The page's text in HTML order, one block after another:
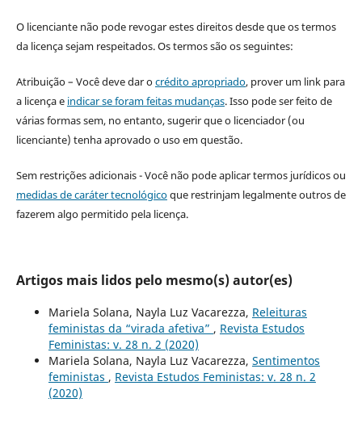
O licenciante não pode revogar estes direitos desde que os termos
da licença sejam respeitados. Os termos são os seguintes:
Atribuição – Você deve dar ocrédito apropriado, prover um link para
a licença e indicar se foram feitas mudanças. Isso pode ser feito de
várias formas sem, no entanto, sugerir que o licenciador (ou
licenciante) tenha aprovado o uso em questão.
Sem restrições adicionais - Você não pode aplicar termos jurídicos ou
medidas de caráter tecnológicoque restrinjam legalmente outros de
fazerem algo permitido pela licença.
Artigos mais lidos pelo mesmo(s) autor(es)
Mariela Solana, Nayla Luz Vacarezza, Releituras
feministas da “virada afetiva” , Revista Estudos
Feministas: v. 28 n. 2 (2020)
Mariela Solana, Nayla Luz Vacarezza, Sentimentos
feministas , Revista Estudos Feministas: v. 28 n. 2
(2020)